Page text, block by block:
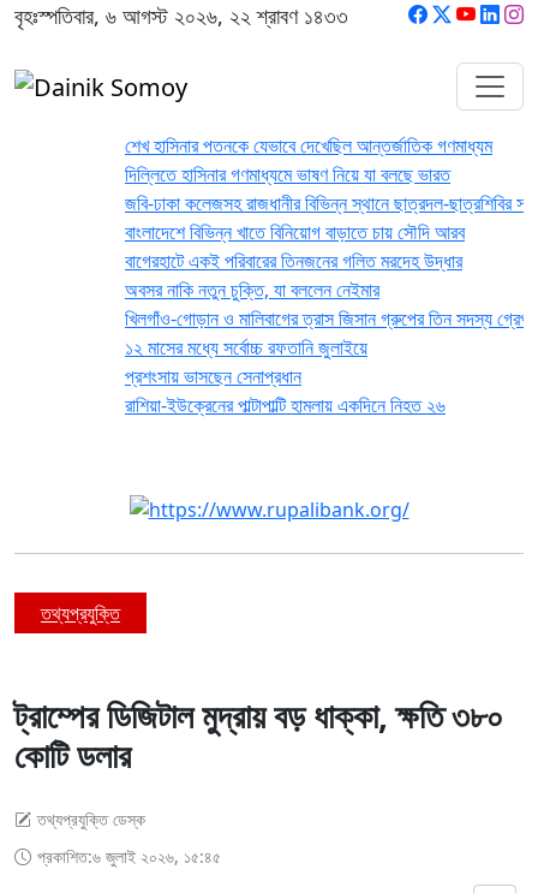
বৃহঃস্পতিবার, ৬ আগস্ট ২০২৬, ২২ শ্রাবণ ১৪৩৩
শেখ হাসিনার পতনকে যেভাবে দেখেছিল আন্তর্জাতিক গণমাধ্যম
দিল্লিতে হাসিনার গণমাধ্যমে ভাষণ নিয়ে যা বলছে ভারত
জবি-ঢাকা কলেজসহ রাজধানীর বিভিন্ন স্থানে ছাত্রদল-ছাত্রশিবির সংঘর্ষ
বাংলাদেশে বিভিন্ন খাতে বিনিয়োগ বাড়াতে চায় সৌদি আরব
‎বাগেরহাটে একই পরিবারের তিনজনের গলিত মরদেহ উদ্ধার
অবসর নাকি নতুন চুক্তি, যা বললেন নেইমার
খিলগাঁও-গোড়ান ও মালিবাগের ত্রাস জিসান গ্রুপের তিন সদস্য গ্রেপ্তার
১২ মাসের মধ্যে সর্বোচ্চ রফতানি জুলাইয়ে
প্রশংসায় ভাসছেন সেনাপ্রধান
রাশিয়া-ইউক্রেনের পাল্টাপাল্টি হামলায় একদিনে নিহত ২৬
তথ্যপ্রযুক্তি
ট্রাম্পের ডিজিটাল মুদ্রায় বড় ধাক্কা, ক্ষতি ৩৮০
কোটি ডলার
তথ্যপ্রযুক্তি ডেস্ক
প্রকাশিত:৬ জুলাই ২০২৬, ১৫:৪৫